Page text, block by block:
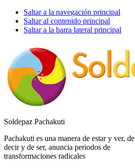
Saltar a la navegación principal
Saltar al contenido principal
Saltar a la barra lateral principal
Soldepaz Pachakuti
Pachakuti es una manera de estar y ver, de
decir y de ser, anuncia periodos de
transformaciones radicales